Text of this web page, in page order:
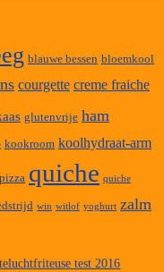
blauwe bessen bloemkool
courgette creme fraiche
glutenvrije ham
kookroom koolhydraat-arm
pizza quiche quiche
win witlof yoghurt zalm
test 2016